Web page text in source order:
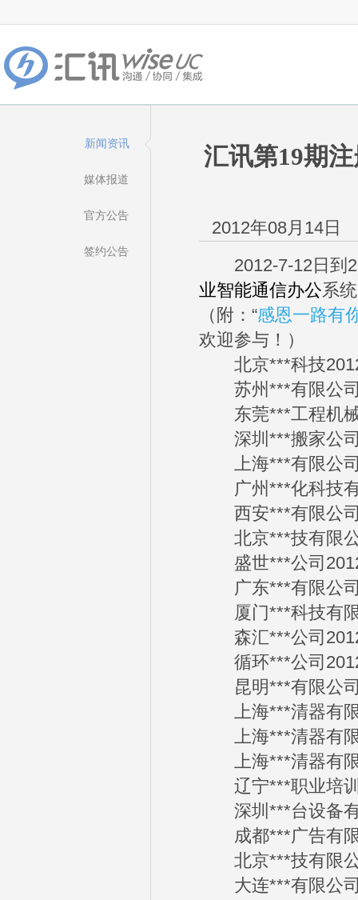
新闻资讯
媒体报道
官方公告
签约公告
汇讯第19期
2012年08月14日
2012-7-12日到
业智能通信办公系
（附：“感恩一路有
欢迎参与！）
北京***科技
苏州***有限公司
东莞***工程机械
深圳***搬家公司
上海***有限公司
广州***化科技有
西安***有限公司
北京***技有限公
盛世***公司
广东***有限公司
厦门***科技有限
森汇***公司
循环***公司
昆明***有限公司
上海***清器有限
上海***清器有限
上海***清器有限
辽宁***职业培训
深圳***台设备有
成都***广告有限
北京***技有限公
大连***有限公司